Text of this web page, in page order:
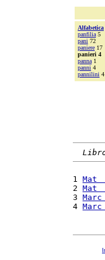
Alfabetica
panfilia 5
pani 72
paniere 17
panieri 4
panna 1
panni 4
pannilini 4
1 Mat
2 Mat
3
4